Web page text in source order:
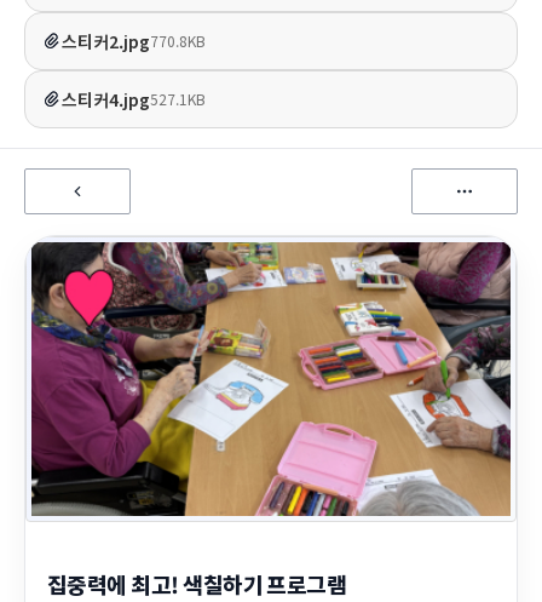
스티커2.jpg770.8KB
스티커4.jpg527.1KB
집중력에 최고! 색칠하기 프로그램